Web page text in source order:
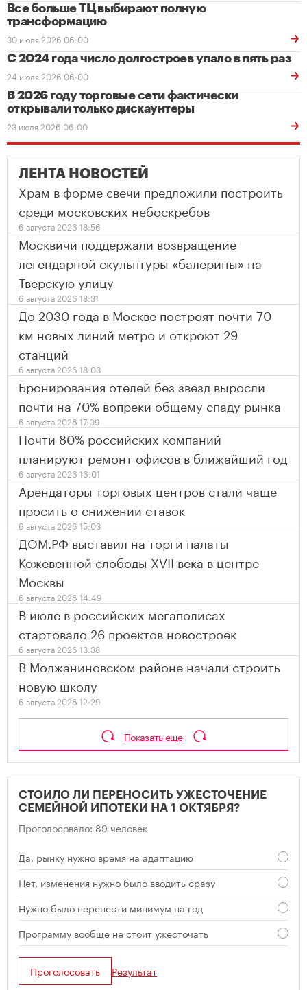
Все больше ТЦ выбирают полную
трансформацию
30 июля 2026 06:00
С 2024 года число долгостроев упало в пять раз
24 июля 2026 06:00
В 2026 году торговые сети фактически
открывали только дискаунтеры
23 июля 2026 06:00
ЛЕНТА НОВОСТЕЙ
Храм в форме свечи предложили построить
среди московских небоскребов
6 августа 2026 18:56
Москвичи поддержали возвращение
легендарной скульптуры «балерины» на
Тверскую улицу
6 августа 2026 18:31
До 2030 года в Москве построят почти 70
км новых линий метро и откроют 29
станций
6 августа 2026 18:03
Бронирования отелей без звезд выросли
почти на 70% вопреки общему спаду рынка
6 августа 2026 17:09
Почти 80% российских компаний
планируют ремонт офисов в ближайший год
6 августа 2026 16:01
Арендаторы торговых центров стали чаще
просить о снижении ставок
6 августа 2026 15:03
ДОМ.РФ выставил на торги палаты
Кожевенной слободы XVII века в центре
Москвы
6 августа 2026 14:49
В июле в российских мегаполисах
стартовало 26 проектов новостроек
6 августа 2026 13:38
В Молжаниновском районе начали строить
новую школу
6 августа 2026 12:29
Показать еще
СТОИЛО ЛИ ПЕРЕНОСИТЬ УЖЕСТОЧЕНИЕ
СЕМЕЙНОЙ ИПОТЕКИ НА 1 ОКТЯБРЯ?
Проголосовало: 89 человек
Да, рынку нужно время на адаптацию
Нет, изменения нужно было вводить сразу
Нужно было перенести минимум на год
Программу вообще не стоит ужесточать
Проголосовать Результат